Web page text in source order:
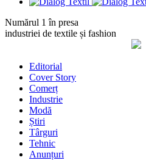
Numărul 1 în presa
industriei de textile și fashion
Editorial
Cover Story
Comerț
Industrie
Modă
Știri
Târguri
Tehnic
Anunțuri